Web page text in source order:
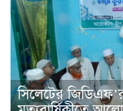
সিলেটের